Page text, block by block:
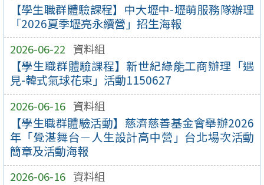
【學生職群體驗課程】中大壢中-壢萌服務隊辦理
「2026夏季壢亮永續營」招生海報
2026-06-22 資料組
【學生職群體驗課程】新世紀綠能工商辦理「遇
見-韓式氣球花束」活動1150627
2026-06-16 資料組
【學生職群體驗活動】慈濟慈善基金會舉辦2026
年「覺湛舞台－人生設計高中營」台北場次活動
簡章及活動海報
2026-06-16 資料組